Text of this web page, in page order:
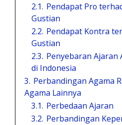
2.1. Pendapat Pro
Gustian
2.2. Pendapat Kontra
Gustian
2.3. Penyebaran Ajaran
di Indonesia
3. Perbandingan Agama
Agama Lainnya
3.1. Perbedaan Ajaran
3.2. Perbandingan